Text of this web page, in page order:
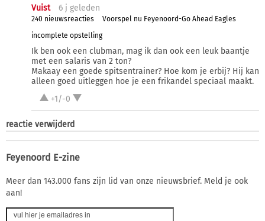
Vuist 6 j geleden
240 nieuwsreacties
Voorspel nu Feyenoord-Go Ahead Eagles
incomplete opstelling
Ik ben ook een clubman, mag ik dan ook een leuk baantje
met een salaris van 2 ton?
Makaay een goede spitsentrainer? Hoe kom je erbij? Hij kan
alleen goed uitleggen hoe je een frikandel speciaal maakt.
+1/-0
reactie verwijderd
Feyenoord E-zine
Meer dan 143.000 fans zijn lid van onze nieuwsbrief. Meld je ook
aan!